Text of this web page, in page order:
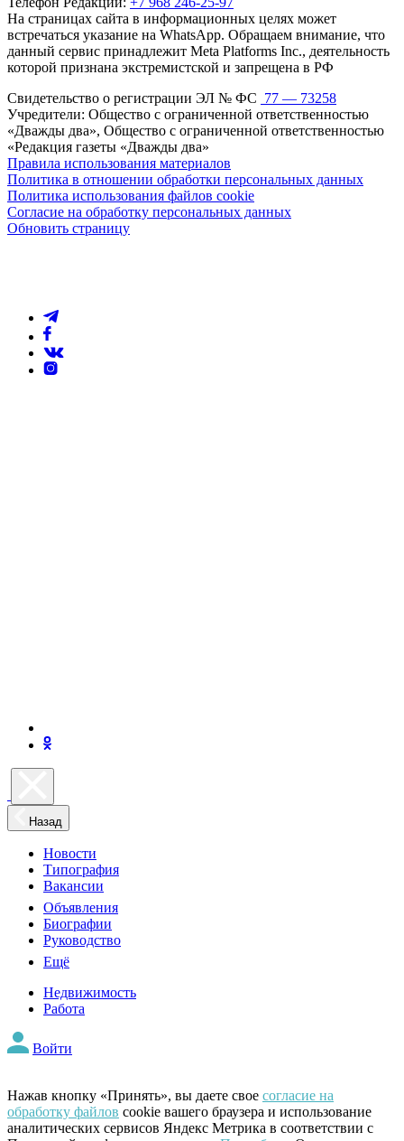
На страницах сайта в информационных целях может
встречаться указание на WhatsApp. Обращаем внимание, что
данный сервис принадлежит Meta Platforms Inc., деятельность
которой признана экстремистской и запрещена в РФ
Свидетельство о регистрации ЭЛ № ФС 77 — 73258
Учредители: Общество с ограниченной ответственностью
«Дважды два», Общество с ограниченной ответственностью
«Редакция газеты «Дважды два»
Правила использования материалов
Политика в отношении обработки персональных данных
Политика использования файлов cookie
Согласие на обработку персональных данных
Обновить страницу
Назад
Новости
Типография
Вакансии
Объявления
Биографии
Руководство
Ещё
Недвижимость
Работа
Войти
Нажав кнопку «Принять», вы даете свое согласие на
обработку файлов cookie вашего браузера и использование
аналитических сервисов Яндекс Метрика в соответствии с